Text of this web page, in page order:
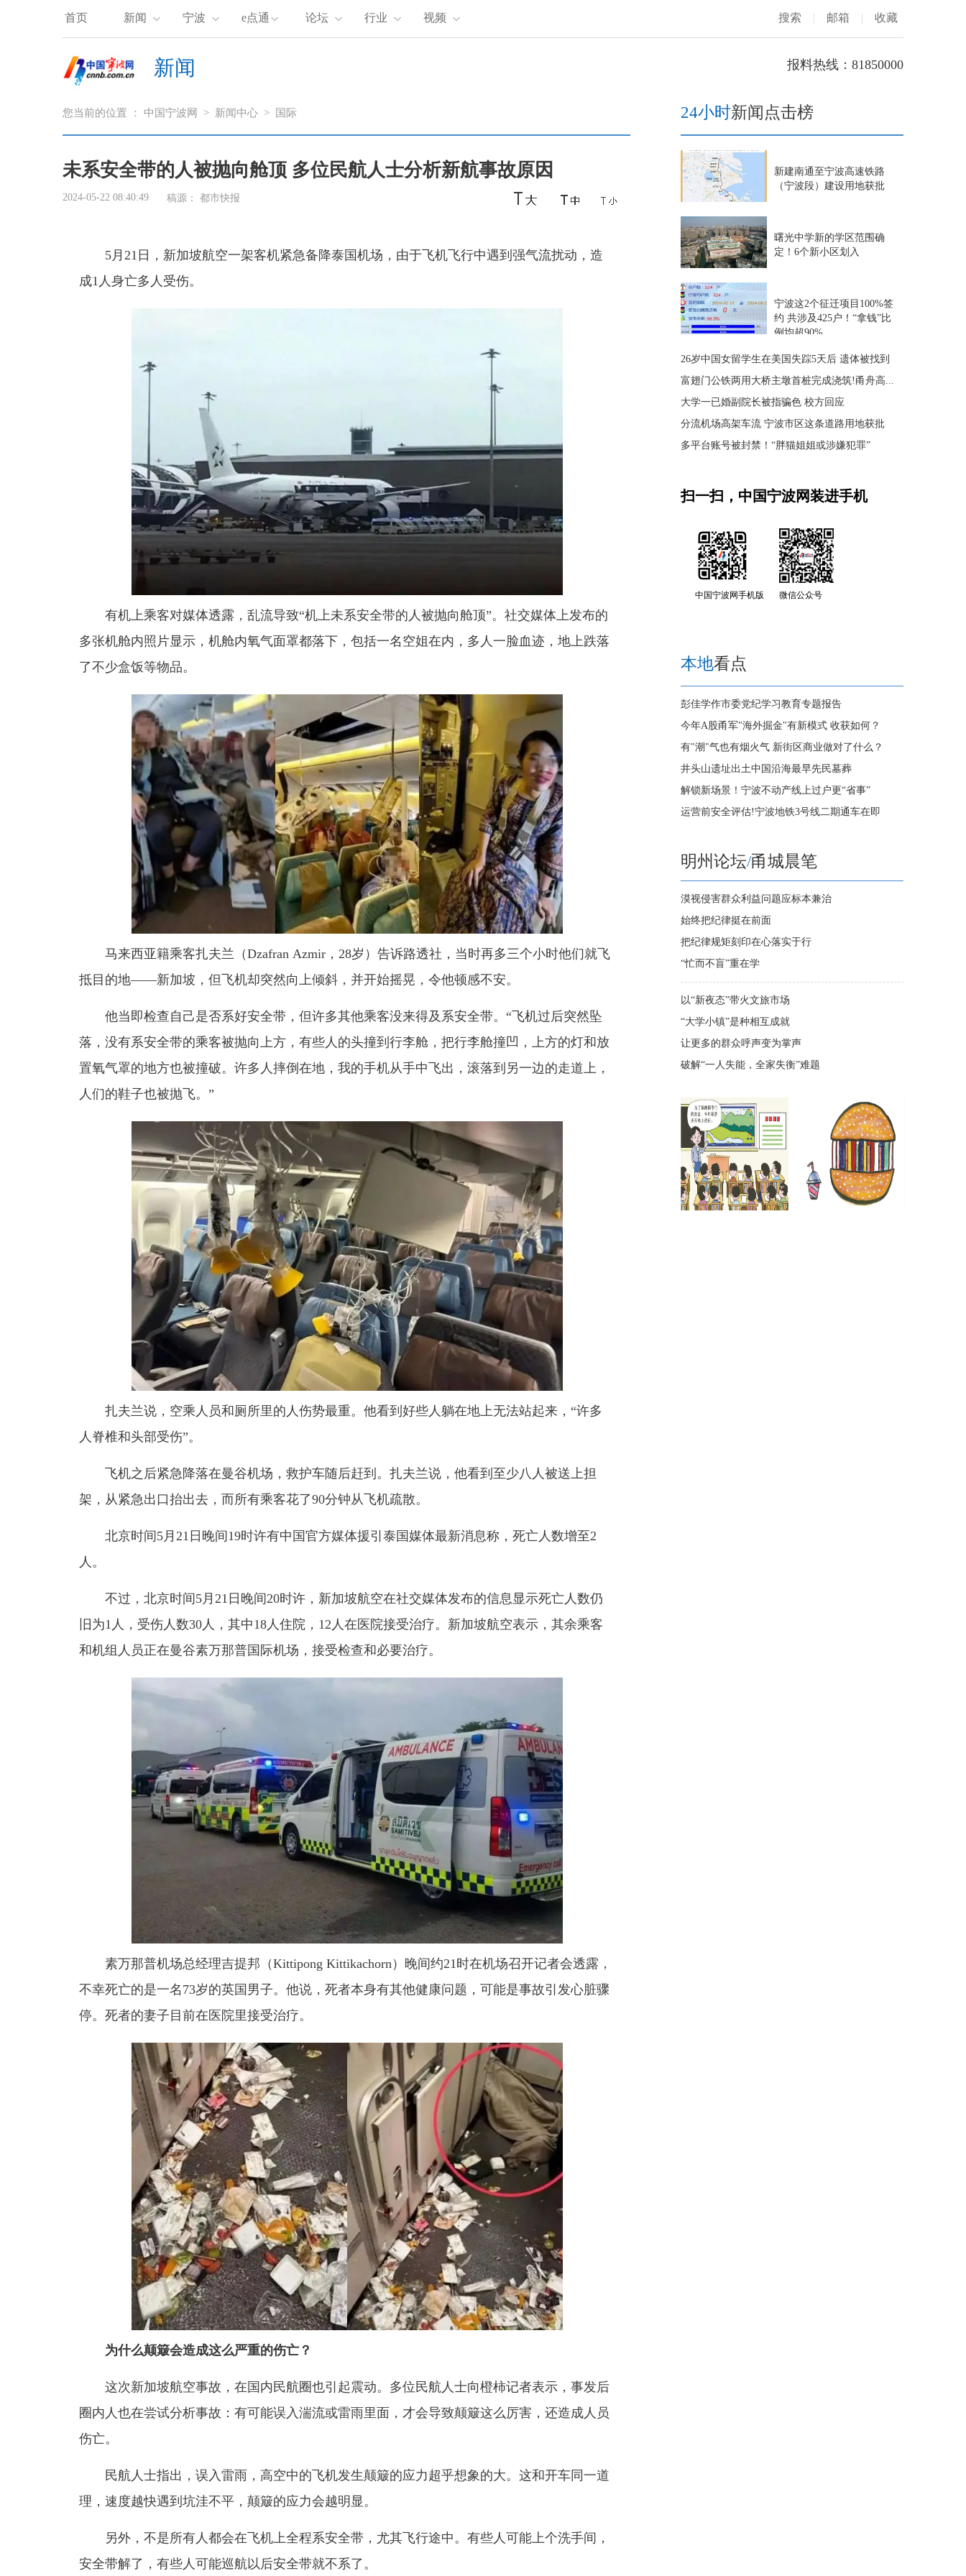
首页 新闻 宁波 e点通 论坛 行业 视频 搜索 | 邮箱 | 收藏
新闻 报料热线：81850000
您当前的位置 ： 中国宁波网 > 新闻中心 > 国际
未系安全带的人被抛向舱顶 多位民航人士分析新航事故原因
2024-05-22 08:40:49 稿源： 都市快报
5月21日，新加坡航空一架客机紧急备降泰国机场，由于飞机飞行中遇到强气流扰动，造
成1人身亡多人受伤。
有机上乘客对媒体透露，乱流导致“机上未系安全带的人被抛向舱顶”。社交媒体上发布的
多张机舱内照片显示，机舱内氧气面罩都落下，包括一名空姐在内，多人一脸血迹，地上跌落
了不少盒饭等物品。
马来西亚籍乘客扎夫兰（Dzafran Azmir，28岁）告诉路透社，当时再多三个小时他们就飞
抵目的地——新加坡，但飞机却突然向上倾斜，并开始摇晃，令他顿感不安。
他当即检查自己是否系好安全带， 但许多其他乘客没来得及系安全带。“飞机过后突然坠
落，没有系安全带的乘客被抛向上方，有些人的头撞到行李舱，把行李舱撞凹，上方的灯和放
置氧气罩的地方也被撞破。许多人摔倒在地，我的手机从手中飞出，滚落到另一边的走道上，
人们的鞋子也被抛飞。”
扎夫兰说， 空乘人员和厕所里的人伤势最重。 他看到好些人躺在地上无法站起来， “许多
人脊椎和头部受伤”。
飞机之后紧急降落在曼谷机场，救护车随后赶到。扎夫兰说，他看到至少八人被送上担
架，从紧急出口抬出去，而所有乘客花了90分钟从飞机疏散。
北京时间5月21日晚间19时许有中国官方媒体援引泰国媒体最新消息称，死亡人数增至2
人。
不过，北京时间5月21日晚间20时许，新加坡航空在社交媒体发布的信息显示死亡人数仍
旧为1人，受伤人数30人，其中18人住院，12人在医院接受治疗。新加坡航空表示，其余乘客
和机组人员正在曼谷素万那普国际机场，接受检查和必要治疗。
素万那普机场总经理吉提邦（Kittipong Kittikachorn）晚间约21时在机场召开记者会透露，
不幸死亡的是一名73岁的英国男子。 他说， 死者本身有其他健康问题，可能是事故引发心脏骤
停。 死者的妻子目前在医院里接受治疗。
为什么颠簸会造成这么严重的伤亡？
这次新加坡航空事故，在国内民航圈也引起震动。多位民航人士向橙柿记者表示，事发后
圈内人也在尝试分析事故： 有可能误入湍流或雷雨里面，才会导致颠簸这么厉害，还造成人员
伤亡。
民航人士指出， 误入雷雨，高空中的飞机发生颠簸的应力超乎想象的大。这和开车同一道
理，速度越快遇到坑洼不平，颠簸的应力会越明显。
另外，不是所有人都会在飞机上全程系安全带，尤其飞行途中。有些人可能上个洗手间，
安全带解了，有些人可能巡航以后安全带就不系了。
24小时新闻点击榜
新建南通至宁波高速铁路
（宁波段）建设用地获批
曙光中学新的学区范围确
定！6个新小区划入
宁波这2个征迁项目100%签
约 共涉及425户！“拿钱”比
例均超90%
26岁中国女留学生在美国失踪5天后 遗体被找到
富翅门公铁两用大桥主墩首桩完成浇筑!甬舟高...
大学一已婚副院长被指骗色 校方回应
分流机场高架车流 宁波市区这条道路用地获批
多平台账号被封禁！“胖猫姐姐或涉嫌犯罪”
扫一扫，中国宁波网装进手机
中国宁波网手机版 微信公众号
本地看点
彭佳学作市委党纪学习教育专题报告
今年A股甬军"海外掘金"有新模式 收获如何？
有"潮"气也有烟火气 新街区商业做对了什么？
井头山遗址出土中国沿海最早先民墓葬
解锁新场景！宁波不动产线上过户更“省事”
运营前安全评估!宁波地铁3号线二期通车在即
明州论坛/甬城晨笔
漠视侵害群众利益问题应标本兼治
始终把纪律挺在前面
把纪律规矩刻印在心落实于行
“忙而不盲”重在学
以“新夜态”带火文旅市场
“大学小镇”是种相互成就
让更多的群众呼声变为掌声
破解“一人失能，全家失衡”难题